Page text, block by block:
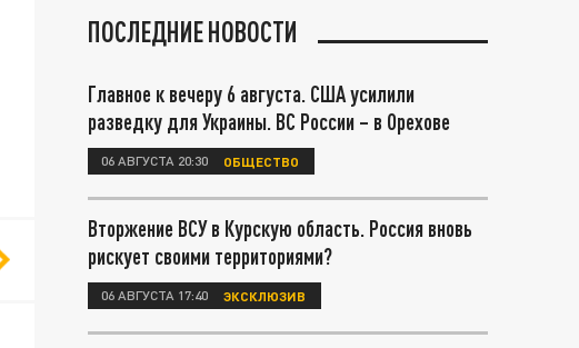
ПОСЛЕДНИЕ НОВОСТИ
Главное к вечеру 6 августа. США усилили
разведку для Украины. ВС России – в Орехове
06 АВГУСТА 20:30 ОБЩЕСТВО
Вторжение ВСУ в Курскую область. Россия вновь
рискует своими территориями?
06 АВГУСТА 17:40 ЭКСКЛЮЗИВ